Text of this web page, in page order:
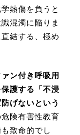
熱傷を負うと
混濁に陥りま
結する、極め
ン付き呼吸用
護する「不浸
げないという
険有害性教育
致命的でし